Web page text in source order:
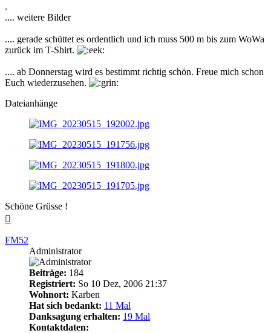
.
.... weitere Bilder
.... gerade schüttet es ordentlich und ich muss 500 m bis zum WoWa
zurück im T-Shirt.
.... ab Donnerstag wird es bestimmt richtig schön. Freue mich schon
Euch wiederzusehen.
Dateianhänge
Schöne Grüsse !
FM52
Administrator
Beiträge: 184
Registriert: So 10 Dez, 2006 21:37
Wohnort: Karben
Hat sich bedankt: 11 Mal
Danksagung erhalten: 19 Mal
Kontaktdaten: